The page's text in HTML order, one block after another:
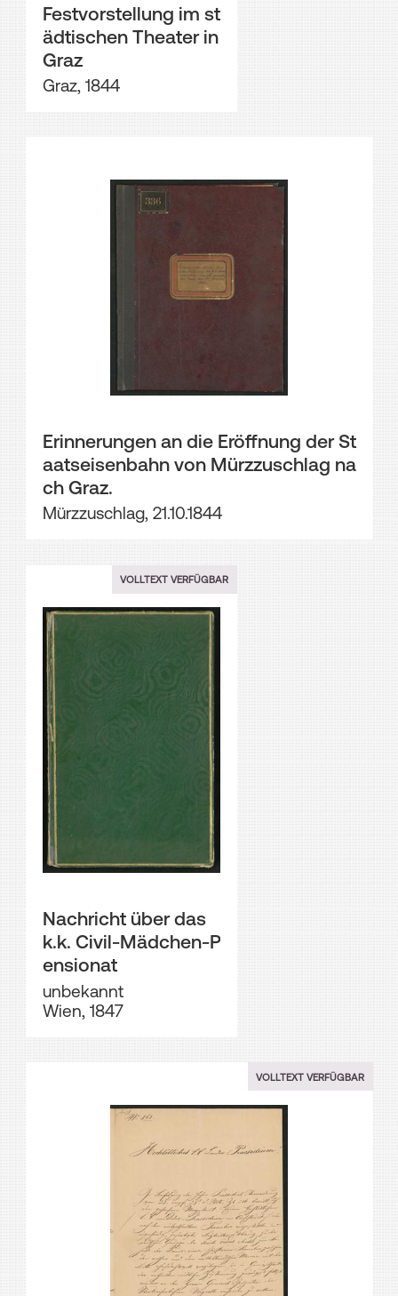
Festvorstellung im st
ädtischen Theater in
Graz
Graz, 1844
Erinnerungen an die Eröffnung der St
aatseisenbahn von Mürzzuschlag na
ch Graz.
Mürzzuschlag, 21.10.1844
VOLLTEXT VERFÜGBAR
Nachricht über das
k.k. Civil-Mädchen-P
ensionat
unbekannt
Wien, 1847
VOLLTEXT VERFÜGBAR